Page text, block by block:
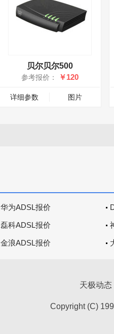
贝尔贝尔500
参考报价： ￥120
详细参数 图片
华为ADSL报价
磊科ADSL报价
金浪ADSL报价
天极动态
Copyright (C)